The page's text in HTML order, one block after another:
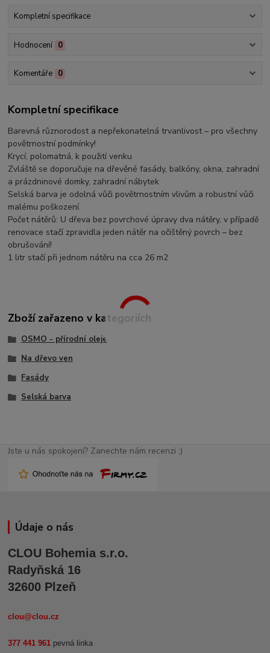
Kompletní specifikace
Hodnocení 0
Komentáře 0
Kompletní specifikace
Barevná různorodost a nepřekonatelná trvanlivost – pro všechny
povětrnostní podmínky!
Krycí, polomatná, k použití venku
Zvláště se doporučuje na dřevěné fasády, balkóny, okna, zahradní
a prázdninové domky, zahradní nábytek
Selská barva je odolná vůči povětrnostním vlivům a robustní vůči
malému poškození.
Počet nátěrů: U dřeva bez povrchové úpravy dva nátěry, v případě
renovace stačí zpravidla jeden nátěr na očištěný povrch – bez
obrušování!
1 litr stačí při jednom nátěru na cca 26 m2
Zboží zařazeno v kategoriích
OSMO - přírodní oleje
Na dřevo ven
Fasády
Selská barva
Jste u nás spokojení? Zanechte nám recenzi ;)
Údaje o nás
CLOU Bohemia s.r.o.
Radyňská 16
32600 Plzeň
clou@clou.cz
377 441 961 pevná linka